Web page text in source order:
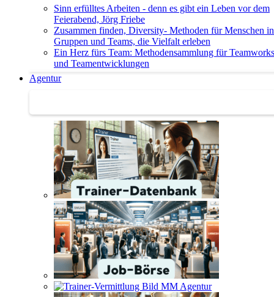
Sinn erfülltes Arbeiten - denn es gibt ein Leben vor dem
Feierabend, Jörg Friebe
Zusammen finden, Diversity- Methoden für Menschen in
Gruppen und Teams, die Vielfalt erleben
Ein Herz fürs Team: Methodensammlung für
und Teamentwicklungen
Agentur